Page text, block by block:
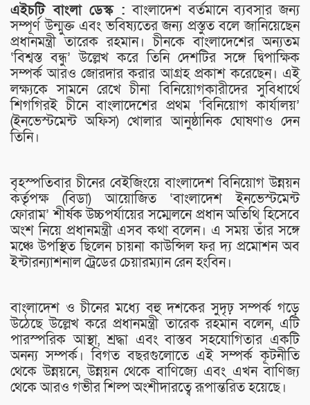
এইচটি বাংলা ডেস্ক : বাংলাদেশ বর্তমানে ব্যবসার জন্য
সম্পূর্ণ উন্মুক্ত এবং ভবিষ্যতের জন্য প্রস্তুত বলে জানিয়েছেন
প্রধানমন্ত্রী তারেক রহমান। চীনকে বাংলাদেশের অন্যতম
‘বিশ্বস্ত বন্ধু’ উল্লেখ করে তিনি দেশটির সঙ্গে দ্বিপাক্ষিক
সম্পর্ক আরও জোরদার করার আগ্রহ প্রকাশ করেছেন। এই
লক্ষ্যকে সামনে রেখে চীনা বিনিয়োগকারীদের সুবিধার্থে
শিগগিরই চীনে বাংলাদেশের প্রথম ‘বিনিয়োগ কার্যালয়’
(ইনভেস্টমেন্ট অফিস) খোলার আনুষ্ঠানিক ঘোষণাও দেন
তিনি।
বৃহস্পতিবার চীনের বেইজিংয়ে বাংলাদেশ বিনিয়োগ উন্নয়ন
কর্তৃপক্ষ (বিডা) আয়োজিত ‘বাংলাদেশ ইনভেস্টমেন্ট
ফোরাম’ শীর্ষক উচ্চপর্যায়ের সম্মেলনে প্রধান অতিথি হিসেবে
অংশ নিয়ে প্রধানমন্ত্রী এসব কথা বলেন। এ সময় তাঁর সঙ্গে
মঞ্চে উপস্থিত ছিলেন চায়না কাউন্সিল ফর দ্য প্রমোশন অব
ইন্টারন্যাশনাল ট্রেডের চেয়ারম্যান রেন হংবিন।
বাংলাদেশ ও চীনের মধ্যে বহু দশকের সুদৃঢ় সম্পর্ক গড়ে
উঠেছে উল্লেখ করে প্রধানমন্ত্রী তারেক রহমান বলেন, এটি
পারস্পরিক আস্থা, শ্রদ্ধা এবং বাস্তব সহযোগিতার একটি
অনন্য সম্পর্ক। বিগত বছরগুলোতে এই সম্পর্ক কূটনীতি
থেকে উন্নয়নে, উন্নয়ন থেকে বাণিজ্যে এবং এখন বাণিজ্য
থেকে আরও গভীর শিল্প অংশীদারত্বে রূপান্তরিত হয়েছে।